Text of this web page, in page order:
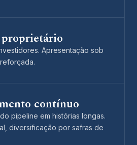
Apresentação sob
contínuo
pipeline em histórias longas.
diversificação por safras de